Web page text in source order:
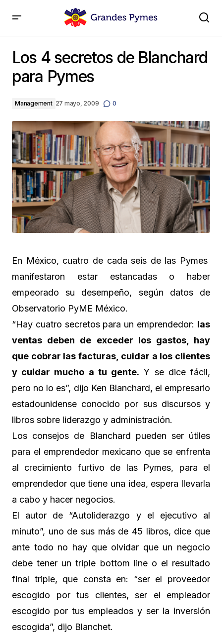
Los 4 secretos de Blanchard
para Pymes
Management 27 mayo, 2009 0
En México, cuatro de cada seis de las Pymes
manifestaron estar estancadas o haber
empeorado su desempeño, según datos de
Observatorio PyME México.
“Hay cuatro secretos para un emprendedor: las
ventas deben de exceder los gastos, hay
que cobrar las facturas, cuidar a los clientes
y cuidar mucho a tu gente. Y se dice fácil,
pero no lo es”, dijo Ken Blanchard, el empresario
estadounidense conocido por sus discursos y
libros sobre liderazgo y administración.
Los consejos de Blanchard pueden ser útiles
para el emprendedor mexicano que se enfrenta
al crecimiento furtivo de las Pymes, para el
emprendedor que tiene una idea, espera llevarla
a cabo y hacer negocios.
El autor de “Autoliderazgo y el ejecutivo al
minuto”, uno de sus más de 45 libros, dice que
ante todo no hay que olvidar que un negocio
debe tener un triple bottom line o el resultado
final triple, que consta en: “ser el proveedor
escogido por tus clientes, ser el empleador
escogido por tus empleados y ser la inversión
escogida”, dijo Blanchet.